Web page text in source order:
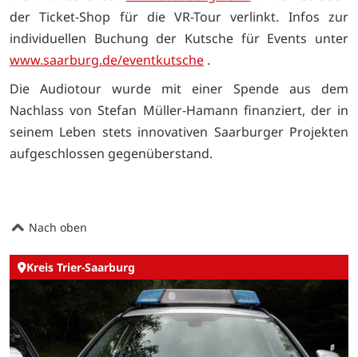
der Ticket-Shop für die VR-Tour verlinkt. Infos zur
individuellen Buchung der Kutsche für Events unter
www.saarburg.de/eventkutsche .
Die Audiotour wurde mit einer Spende aus dem
Nachlass von Stefan Müller-Hamann finanziert, der in
seinem Leben stets innovativen Saarburger Projekten
aufgeschlossen gegenüberstand.
Nach oben
Kreis Trier-Saarburg